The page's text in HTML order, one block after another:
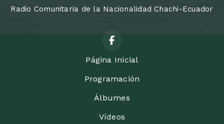
Radio Comunitaria de la Nacionalidad Chachi-Ecuador
Página Inicial
Programación
Álbumes
Vídeos